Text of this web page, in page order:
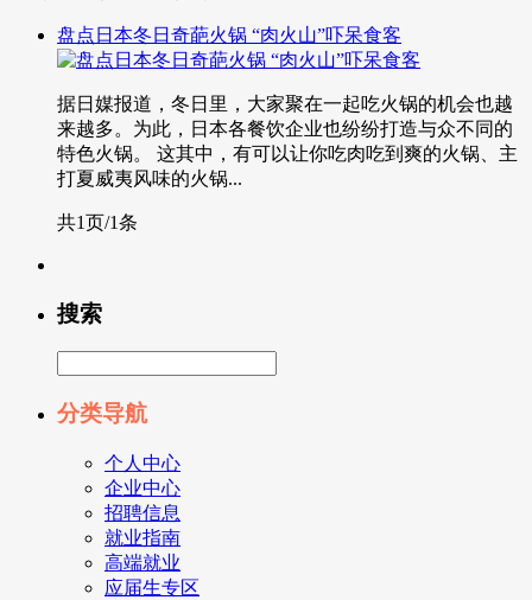
盘点日本冬日奇葩火锅 “肉火山”吓呆食客
据日媒报道，冬日里，大家聚在一起吃火锅的机会也越
来越多。为此，日本各餐饮企业也纷纷打造与众不同的
特色火锅。 这其中，有可以让你吃肉吃到爽的火锅、主
打夏威夷风味的火锅...
共1页/1条
搜索
分类导航
个人中心
企业中心
招聘信息
就业指南
高端就业
应届生专区